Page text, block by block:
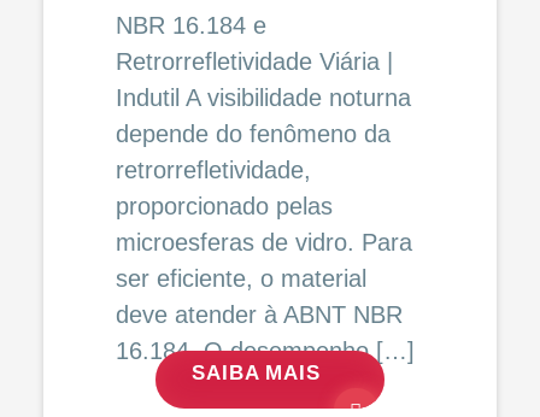
NBR 16.184 e
Retrorrefletividade Viária |
Indutil A visibilidade noturna
depende do fenômeno da
retrorrefletividade,
proporcionado pelas
microesferas de vidro. Para
ser eficiente, o material
deve atender à ABNT NBR
16.184. O desempenho […]
SAIBA MAIS